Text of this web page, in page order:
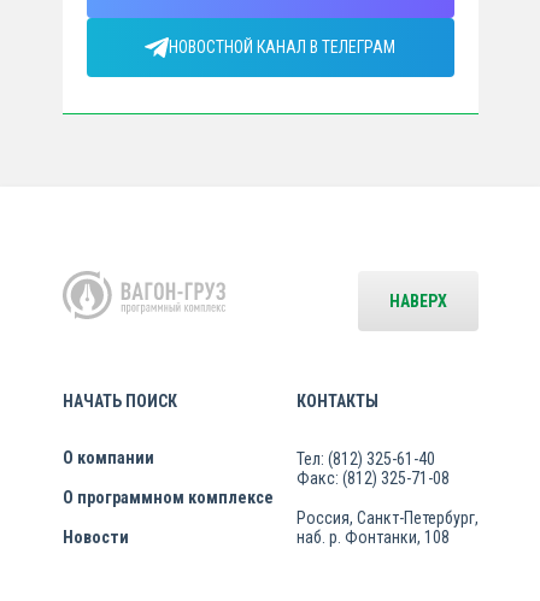
НОВОСТНОЙ КАНАЛ В ТЕЛЕГРАМ
НАЧАТЬ ПОИСК
О компании
О программном комплексе
Новости
КОНТАКТЫ
Тел: (812) 325-61-40
Факс: (812) 325-71-08
Россия, Санкт-Петербург,
наб. р. Фонтанки, 108
НАВЕРХ